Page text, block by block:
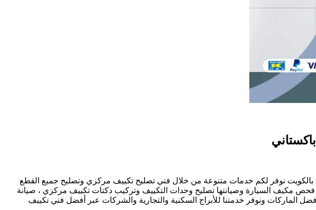
مركزي هندي باكستاني 24 ساعة بمنطقة الشويخ الصناعية بالكويت نوفر لكم خدمات متنوعة من خلال فني تصليح تكييف مركزي وتصليح جميع القطع
فحص مكيف السيارة وصيانتها تصليح وحدات التكييف وتركيب دكتات تكييف مركزي ، صيانة
الماركات ونوفر خدمتنا للأبراج السكنية والتجارية والشركات عبر أفضل فني تكييف